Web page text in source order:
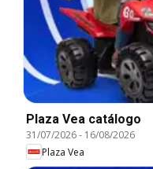
Plaza Vea catálogo
31/07/2026- 16/08/2026
Plaza Vea